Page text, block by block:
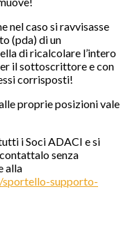
nel caso si ravvisasse
(pda) di un
di ricalcolare l’intero
il sottoscrittore e con
corrisposti!
proprie posizioni vale
i Soci ADACI e si
senza
alla
supporto-